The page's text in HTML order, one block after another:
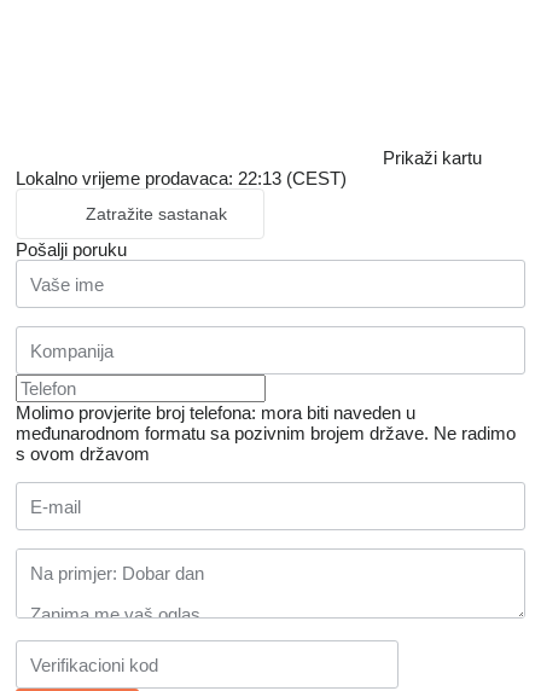
Prikaži kartu
Lokalno vrijeme prodavaca: 22:13 (CEST)
Zatražite sastanak
Pošalji poruku
Molimo provjerite broj telefona: mora biti naveden u
međunarodnom formatu sa pozivnim brojem države. Ne radimo
s ovom državom